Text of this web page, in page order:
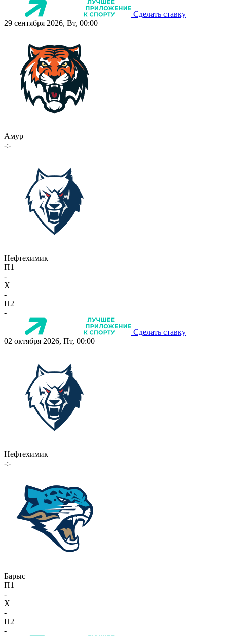
Сделать ставку
29 сентября 2026, Вт, 00:00
Амур
-:-
Нефтехимик
П1
-
X
-
П2
-
Сделать ставку
02 октября 2026, Пт, 00:00
Нефтехимик
-:-
Барыс
П1
-
X
-
П2
-